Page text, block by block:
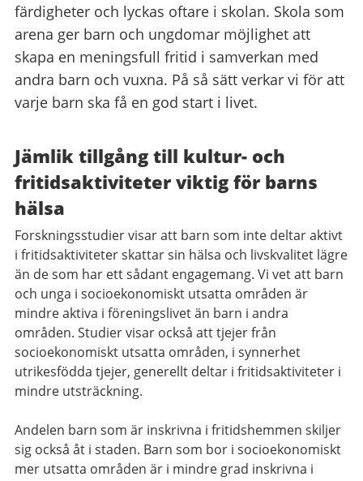
färdigheter och lyckas oftare i skolan. Skola som
arena ger barn och ungdomar möjlighet att
skapa en meningsfull fritid i samverkan med
andra barn och vuxna. På så sätt verkar vi för att
varje barn ska få en god start i livet.
Jämlik tillgång till kultur- och
fritidsaktiviteter viktig för barns
hälsa
Forskningsstudier visar att barn som inte deltar aktivt
i fritidsaktiviteter skattar sin hälsa och livskvalitet lägre
än de som har ett sådant engagemang. Vi vet att barn
och unga i socioekonomiskt utsatta områden är
mindre aktiva i föreningslivet än barn i andra
områden. Studier visar också att tjejer från
socioekonomiskt utsatta områden, i synnerhet
utrikesfödda tjejer, generellt deltar i fritidsaktiviteter i
mindre utsträckning.
Andelen barn som är inskrivna i fritidshemmen skiljer
sig också åt i staden. Barn som bor i socioekonomiskt
mer utsatta områden är i mindre grad inskrivna i